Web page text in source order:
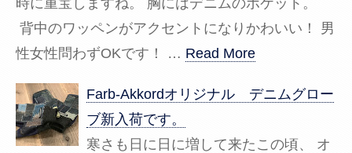
時に重宝しますね。 胸にはデニムのポケット。
背中のワッペンがアクセントになりかわいい！ 男
性女性問わずOKです！ … Read More
Farb-Akkordオリジナル デニムグロー
ブ新入荷です。
寒さも日に日に増して来たこの頃、 オ